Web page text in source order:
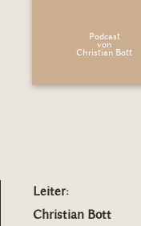
Podcast
von
Christian Bott
Leiter:
Christian Bott